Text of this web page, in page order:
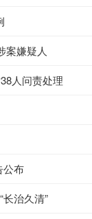
案嫌疑人
人问责处理
公布
治久清”